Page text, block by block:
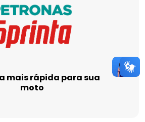
mais rápida para sua
moto